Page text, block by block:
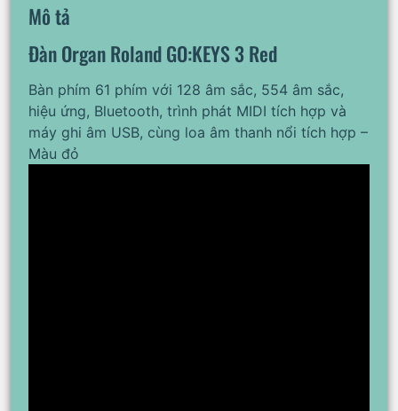
Mô tả
Đàn Organ Roland GO:KEYS 3 Red
Bàn phím 61 phím với 128 âm sắc, 554 âm sắc,
hiệu ứng, Bluetooth, trình phát MIDI tích hợp và
máy ghi âm USB, cùng loa âm thanh nổi tích hợp –
Màu đỏ